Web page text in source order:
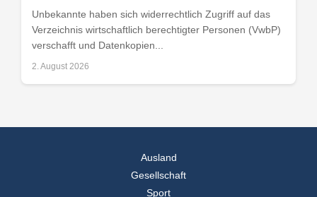
Unbekannte haben sich widerrechtlich Zugriff auf das
Verzeichnis wirtschaftlich berechtigter Personen (VwbP)
verschafft und Datenkopien...
2. August 2026
Ausland
Gesellschaft
Sport